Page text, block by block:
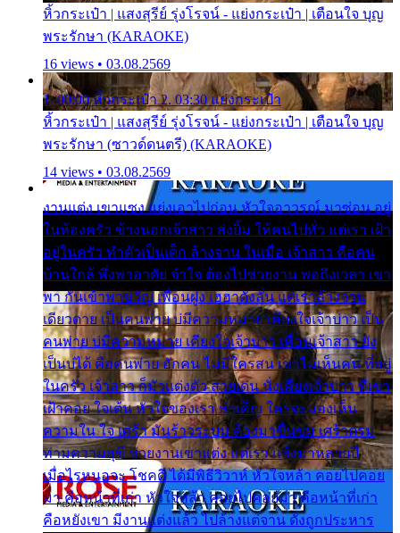
หิ้วกระเป๋า | แสงสุรีย์ รุ่งโรจน์ - แย่งกระเป๋า | เตือนใจ บุญ
พระรักษา (KARAOKE)
16 views • 03.08.2569
1. 00:00 หิ้วกระเป๋า 2. 03:30 แย่งกระเป๋า
หิ้วกระเป๋า | แสงสุรีย์ รุ่งโรจน์ - แย่งกระเป๋า | เตือนใจ บุญ
พระรักษา (ซาวด์ดนตรี) (KARAOKE)
14 views • 03.08.2569
งานแต่ง เขาแซง แย่งเอาไปก่อน หัวใจอาวรณ์ มาซ่อน อยู่
ในห้องครัว ข้างนอกเจ้าสาว ส่งยิ้ม ให้คนไปทั่ว แต่เรา เฝ้า
อยู่ในครัว ทำตัวเป็นเด็ก ล้างจาน ในเมื่อ เจ้าสาว คือคน
บ้านใกล้ พึ่งพาอาศัย จำใจ ต้องไปช่วยงาน พอถึงเวลา เขา
พา กันเข้าพาขวัญ เพื่อนฝูง เฮฮาดังลั่น แต่เราล้างจาน
เดียวดาย เป็นคนพ่าย บ่มีความหมาย เคียงใจเจ้าบ่าว เป็น
คนพ่าย บ่มีความหมาย เคียงใจเจ้าบ่าว เพื่อนเจ้าสาว ยัง
เป็นบ่ได้ คือคนพ่าย ฮักคน ไม่มีใครสน เขาไม่เห็นคน ที่อยู่
ในครัว เจ้าสาว ก็มัวแต่งตัว สวยเด่น นั่งเคียงเจ้าบ่าว ที่เขา
เฝ้าคอย ใจเต้น หัวใจของเรา ลำเค็ญ ใครจะมองเห็น
ความใน ใจ เศร้า มันร้าวระบม ต้องมาขื่นขม เศร้าตรม
ท่ามความสุขี ช่วยงานเขาแต่ง แต่เรา แล้งมาหลายปี
เมื่อไรหนอจะ โชคดี ได้มีพิธีวิวาห์ หัวใจหล้า คอยไปคอย
มา คือหน้าที่เก่า หัวใจหล้า คอยไปคอยมา คือหน้าที่เก่า
คือหยังเขา มีงานแต่งแล้ว ไปล้างแต่จาน ดั่งถูกประหาร